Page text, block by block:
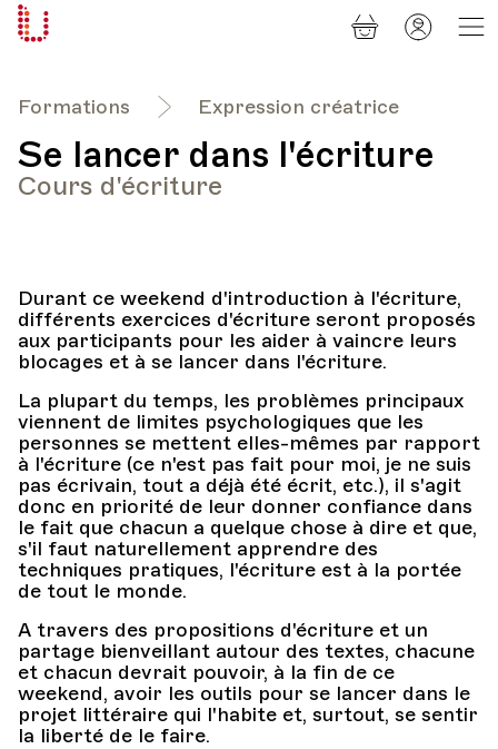
Formations Expression créatrice
Se lancer dans l'écriture
Cours d'écriture
Durant ce weekend d'introduction à l'écriture,
différents exercices d'écriture seront proposés
aux participants pour les aider à vaincre leurs
blocages et à se lancer dans l'écriture.
La plupart du temps, les problèmes principaux
viennent de limites psychologiques que les
personnes se mettent elles-mêmes par rapport
à l'écriture (ce n'est pas fait pour moi, je ne suis
pas écrivain, tout a déjà été écrit, etc.), il s'agit
donc en priorité de leur donner confiance dans
le fait que chacun a quelque chose à dire et que,
s'il faut naturellement apprendre des
techniques pratiques, l'écriture est à la portée
de tout le monde.
A travers des propositions d'écriture et un
partage bienveillant autour des textes, chacune
et chacun devrait pouvoir, à la fin de ce
weekend, avoir les outils pour se lancer dans le
projet littéraire qui l'habite et, surtout, se sentir
la liberté de le faire.
Panier
Mon